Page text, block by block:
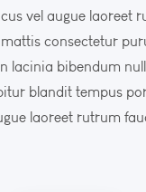
vel augue laoreet
consectetur
lacinia bibendum
blandit tempus
laoreet rutrum